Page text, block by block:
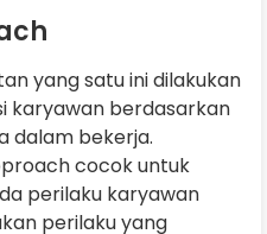
yang satu ini dilakukan
karyawan berdasarkan
dalam bekerja.
cocok untuk
perilaku karyawan
perilaku yang